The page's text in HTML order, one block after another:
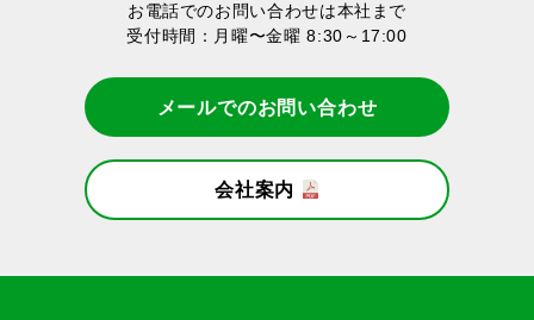
お電話でのお問い合わせは本社まで
受付時間：月曜〜金曜 8:30～17:00
メールでのお問い合わせ
会社案内